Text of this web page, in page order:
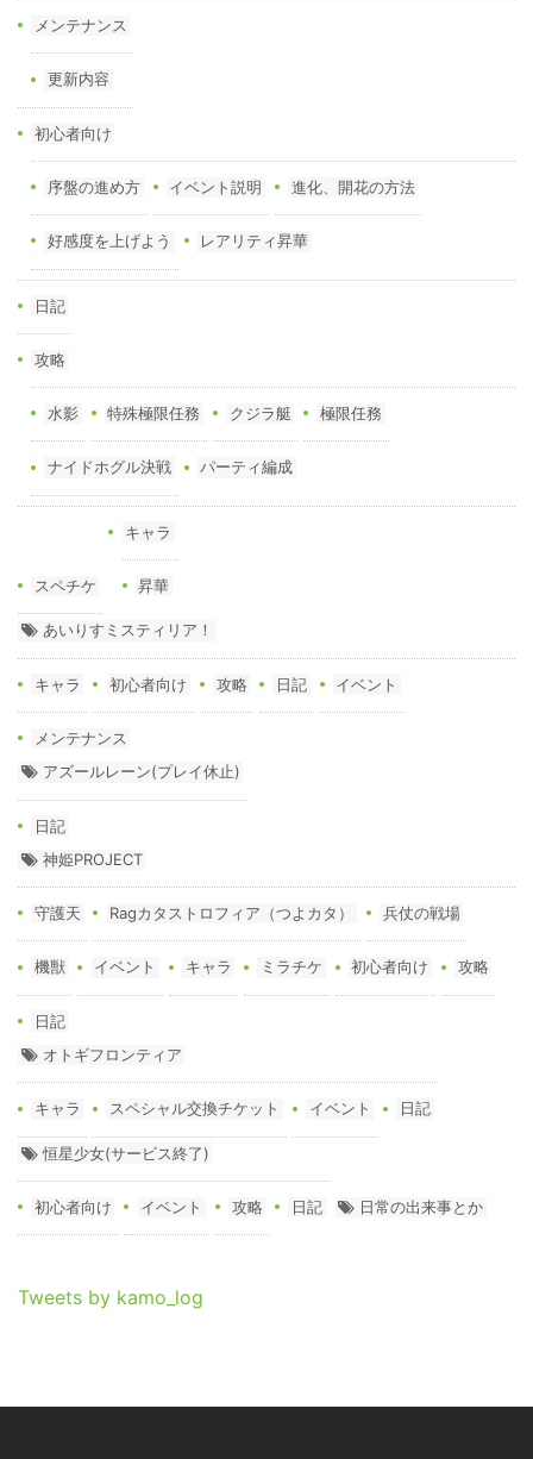
メンテナンス
更新内容
初心者向け
序盤の進め方 イベント説明 進化、開花の方法
好感度を上げよう レアリティ昇華
日記
攻略
水影 特殊極限任務 クジラ艇 極限任務
ナイドホグル決戦 パーティ編成
スペチケ
キャラ
昇華
あいりすミスティリア！
キャラ 初心者向け 攻略 日記 イベント
メンテナンス
アズールレーン(プレイ休止)
日記
神姫PROJECT
守護天 Ragカタストロフィア（つよカタ） 兵仗の戦場
機獣 イベント キャラ ミラチケ 初心者向け 攻略
日記
オトギフロンティア
キャラ スペシャル交換チケット イベント 日記
恒星少女(サービス終了)
初心者向け イベント 攻略 日記 日常の出来事とか
Tweets by kamo_log